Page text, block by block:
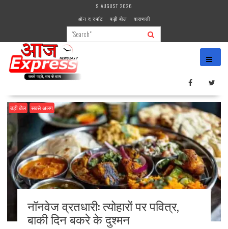
9 AUGUST 2026
ऑन द स्पॉट
बड़ी बोल वाराणसी
बड़ी बोल सबसे अलग
नॉनवेज व्रतधारी: त्योहारों पर पवित्र,
बाकी दिन बकरे के दुश्मन